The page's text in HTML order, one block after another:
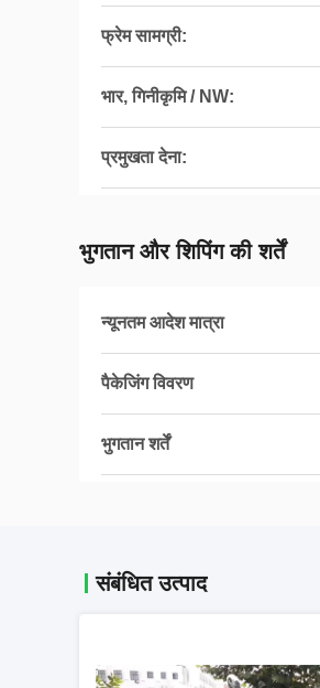
फ्रेम सामग्री:
भार, गिनीकृमि / NW:
प्रमुखता देना:
भुगतान और शिपिंग की शर्तें
न्यूनतम आदेश मात्रा
पैकेजिंग विवरण
भुगतान शर्तें
संबंधित उत्पाद